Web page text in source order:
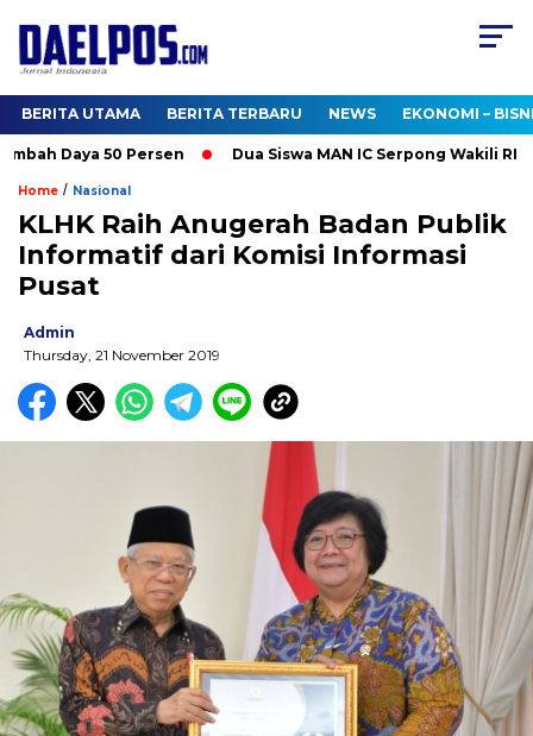
BERITA UTAMA BERITA TERBARU NEWS EKONOMI –
Daya 50 Persen Dua Siswa MAN IC Serpong Wakili RI di
Home / Nasional
KLHK Raih Anugerah Badan Publik
Informatif dari Komisi Informasi
Pusat
Admin
Thursday, 21 November 2019